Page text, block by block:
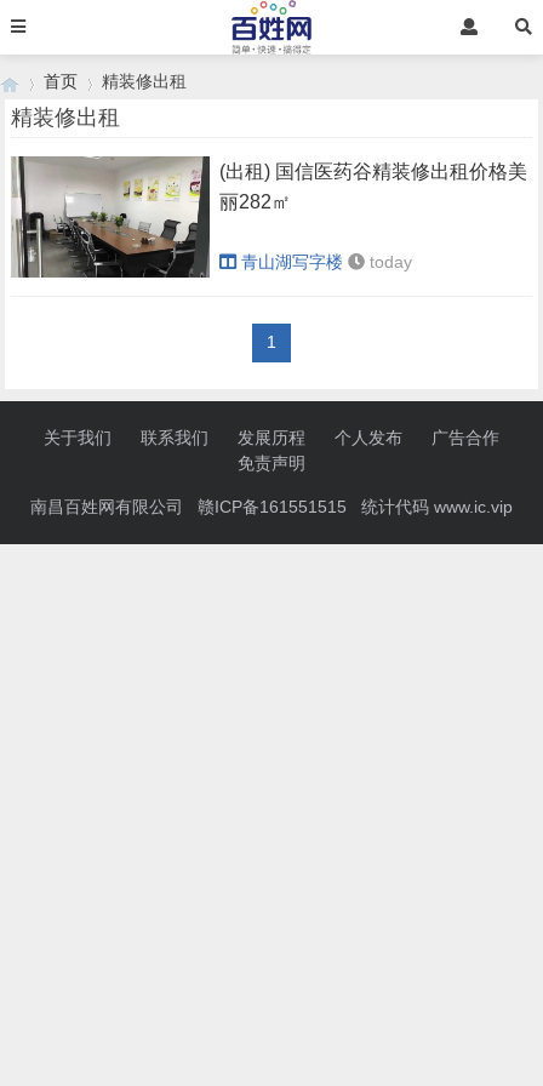
›
首页
›
精装修出租
精装修出租
(出租) 国信医药谷精装修出租价格美
丽282㎡
青山湖写字楼 today
1
关于我们 联系我们 发展历程 个人发布
广告合作
免责声明
南昌百姓网有限公司 赣ICP备161551515 统计代码 www.ic.vip